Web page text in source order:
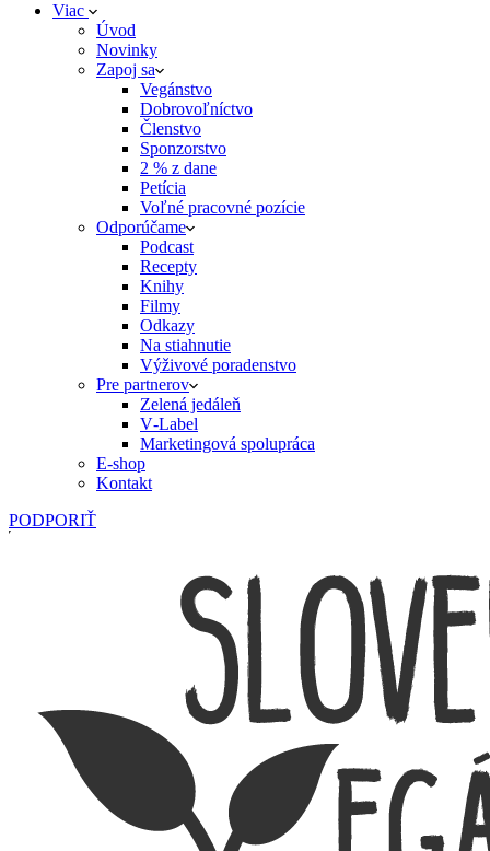
Viac
Úvod
Novinky
Zapoj sa
Vegánstvo
Dobrovoľníctvo
Členstvo
Sponzorstvo
2 % z dane
Petícia
Voľné pracovné pozície
Odporúčame
Podcast
Recepty
Knihy
Filmy
Odkazy
Na stiahnutie
Výživové poradenstvo
Pre partnerov
Zelená jedáleň
V‑Label
Marketingová spolupráca
E‑shop
Kontakt
PODPORIŤ